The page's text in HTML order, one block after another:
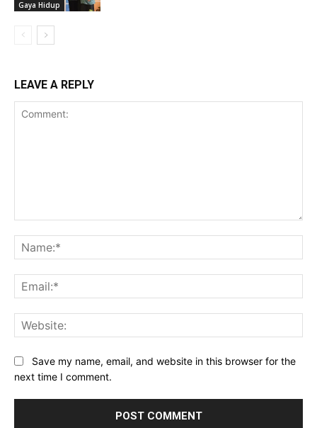
Gaya Hidup
LEAVE A REPLY
Save my name, email, and website in this browser for the
next time I comment.